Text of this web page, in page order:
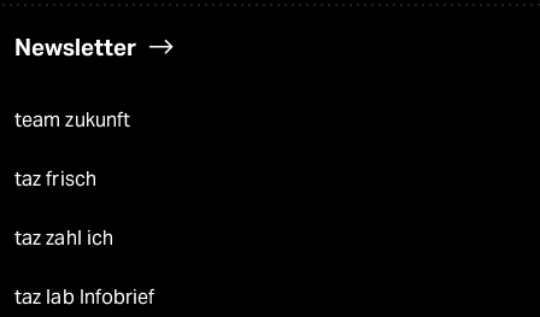
Newsletter
team zukunft
taz frisch
taz zahl ich
taz lab Infobrief